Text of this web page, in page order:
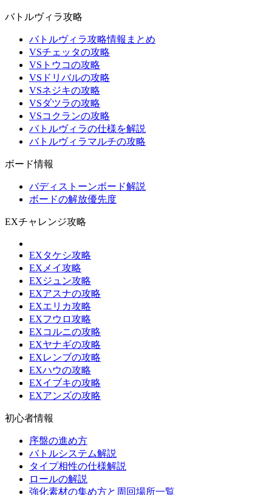
バトルヴィラ攻略
バトルヴィラ攻略情報まとめ
VSチェッタの攻略
VSトウコの攻略
VSドリバルの攻略
VSネジキの攻略
VSダツラの攻略
VSコクランの攻略
バトルヴィラの仕様を解説
バトルヴィラマルチの攻略
ボード情報
バディストーンボード解説
ボードの解放優先度
EXチャレンジ攻略
EXタケシ攻略
EXメイ攻略
EXジュン攻略
EXアスナの攻略
EXエリカ攻略
EXフウロ攻略
EXコルニの攻略
EXヤナギの攻略
EXレンブの攻略
EXハウの攻略
EXイブキの攻略
EXアンズの攻略
初心者情報
序盤の進め方
バトルシステム解説
タイプ相性の仕様解説
ロールの解説
強化素材の集め方と周回場所一覧